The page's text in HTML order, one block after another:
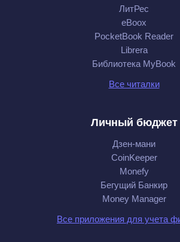
ЛитРес
eBoox
PocketBook Reader
Librera
Библиотека MyBook
Все читалки
Личный бюджет
Дзен-мани
CoinKeeper
Monefy
Бегущий Банкир
Money Manager
Все приложения для учета